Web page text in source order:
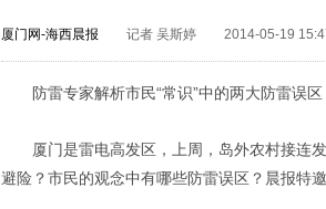
厦门网-海西晨报 记者 吴斯婷 2014-05-19
防雷专家解析市民“常识”中的两大防雷误区
厦门是雷电高发区，上周，岛外农村接连
避险？市民的观念中有哪些防雷误区？晨报特